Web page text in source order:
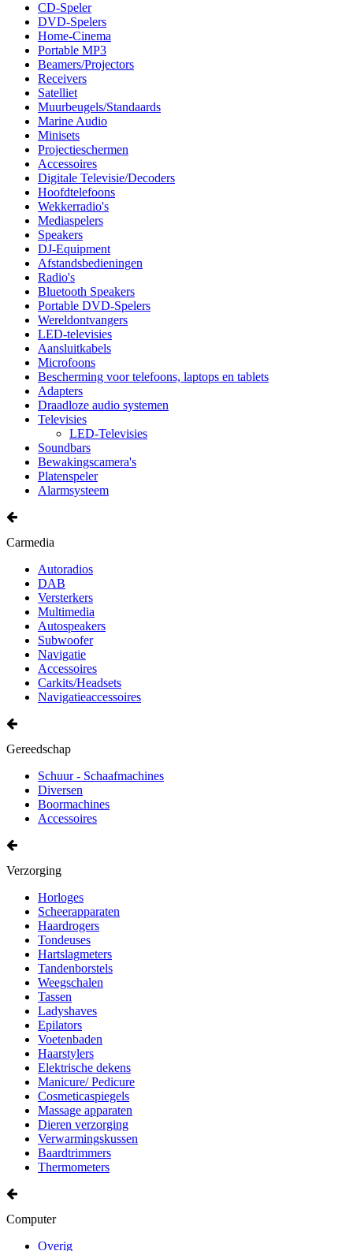
CD-Speler
DVD-Spelers
Home-Cinema
Portable MP3
Beamers/Projectors
Receivers
Satelliet
Muurbeugels/Standaards
Marine Audio
Minisets
Projectieschermen
Accessoires
Digitale Televisie/Decoders
Hoofdtelefoons
Wekkerradio's
Mediaspelers
Speakers
DJ-Equipment
Afstandsbedieningen
Radio's
Bluetooth Speakers
Portable DVD-Spelers
Wereldontvangers
LED-televisies
Aansluitkabels
Microfoons
Bescherming voor telefoons, laptops en tablets
Adapters
Draadloze audio systemen
Televisies
LED-Televisies
Soundbars
Bewakingscamera's
Platenspeler
Alarmsysteem
Carmedia
Autoradios
DAB
Versterkers
Multimedia
Autospeakers
Subwoofer
Navigatie
Accessoires
Carkits/Headsets
Navigatieaccessoires
Gereedschap
Schuur - Schaafmachines
Diversen
Boormachines
Accessoires
Verzorging
Horloges
Scheerapparaten
Haardrogers
Tondeuses
Hartslagmeters
Tandenborstels
Weegschalen
Tassen
Ladyshaves
Epilators
Voetenbaden
Haarstylers
Elektrische dekens
Manicure/ Pedicure
Cosmeticaspiegels
Massage apparaten
Dieren verzorging
Verwarmingskussen
Baardtrimmers
Thermometers
Computer
Overig